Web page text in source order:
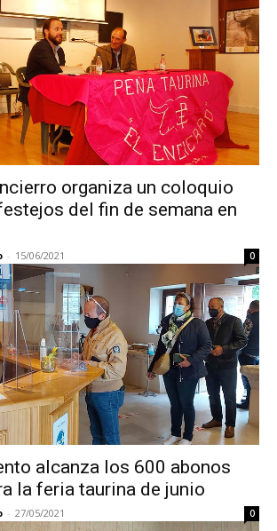
organiza un coloquio
del fin de semana en
- 15/06/2021 0
alcanza los 600 abonos
la feria taurina de junio
- 27/05/2021 0